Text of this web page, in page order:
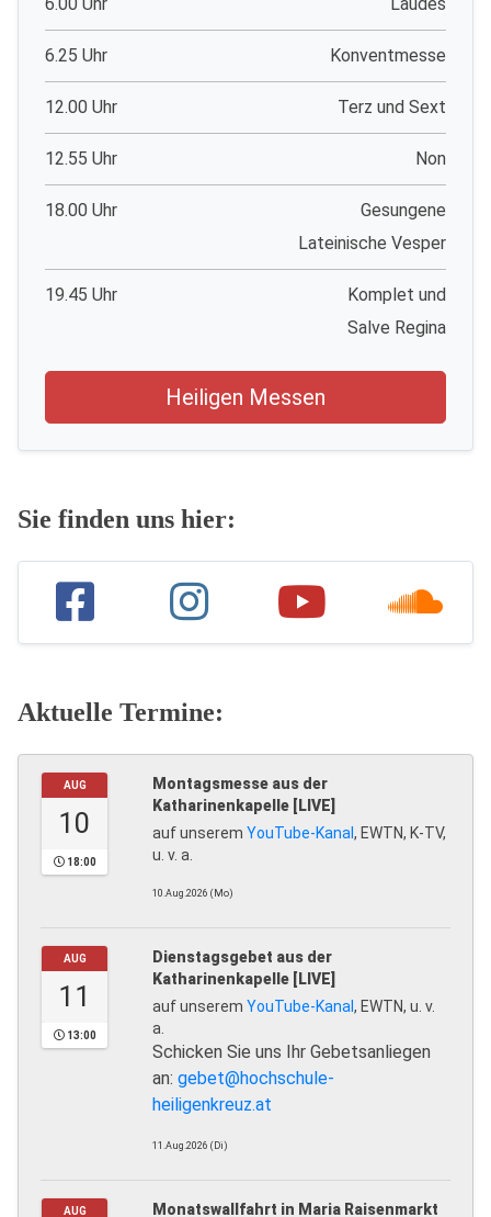
6.00 Uhr Laudes
6.25 Uhr Konventmesse
12.00 Uhr Terz und Sext
12.55 Uhr Non
18.00 Uhr
Gesungene
Lateinische Vesper
19.45 Uhr
Komplet und
Salve Regina
Heiligen Messen
Sie finden uns hier:
Aktuelle Termine:
AUG
10
18:00
Montagsmesse aus der
Katharinenkapelle [LIVE]
auf unserem YouTube-Kanal, EWTN, K-TV,
u. v. a.
10.Aug.2026 (Mo)
AUG
11
13:00
Dienstagsgebet aus der
Katharinenkapelle [LIVE]
auf unserem YouTube-Kanal, EWTN, u. v.
a.
Schicken Sie uns Ihr Gebetsanliegen
an: gebet@hochschule-
heiligenkreuz.at
11.Aug.2026 (Di)
AUG
Monatswallfahrt in Maria Raisenmarkt